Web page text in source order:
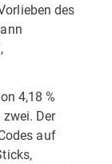
des
4,18 %
Der
auf